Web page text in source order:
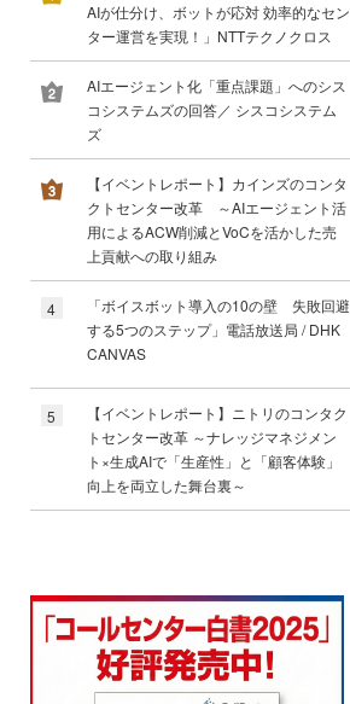
AIが仕分け、ボットが応対 効率的なセン
ター運営を実現！」NTTテクノクロス
AIエージェント化「重点課題」へのシス
コシステムズの回答／ シスコシステム
ズ
【イベントレポート】カインズのコンタ
クトセンター改革 ～AIエージェント活
用によるACW削減とVoCを活かした売
上貢献への取り組み
4
「ボイスボット導入の10の壁 失敗回避
する5つのステップ」電話放送局 / DHK
CANVAS
5
【イベントレポート】ニトリのコンタク
トセンター改革 ～ナレッジマネジメン
ト×生成AIで「生産性」と「顧客体験」
向上を両立した舞台裏～